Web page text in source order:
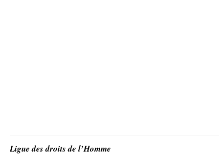
Ligue des droits de l’Homme